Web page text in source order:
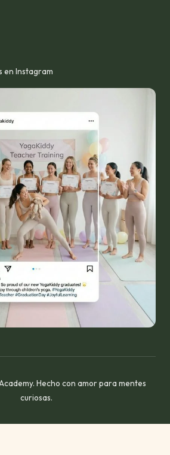
en Instagram
Hecho con amor para mentes
curiosas.